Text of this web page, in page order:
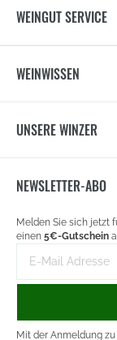
WEINGUT SERVICE
WEINWISSEN
UNSERE WINZER
NEWSLETTER-ABO
signup
Melden Sie sich jetzt
einen 5€-Gutschein
Mail-
Adresse
Mit der Anmeldung